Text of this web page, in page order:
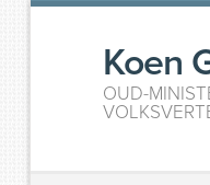
Koen
OUD-